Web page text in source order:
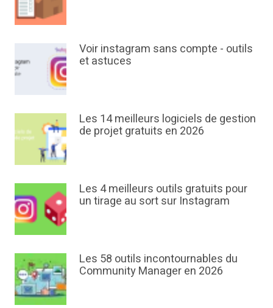
Voir instagram sans compte - outils
et astuces
Les 14 meilleurs logiciels de gestion
de projet gratuits en 2026
Les 4 meilleurs outils gratuits pour
un tirage au sort sur Instagram
Les 58 outils incontournables du
Community Manager en 2026